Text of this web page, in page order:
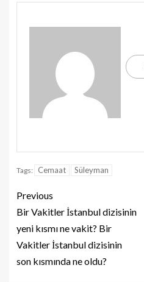
Tags: Cemaat Süleyman
Previous
Bir Vakitler İstanbul dizisinin
yeni kısmı ne vakit? Bir
Vakitler İstanbul dizisinin
son kısmında ne oldu?